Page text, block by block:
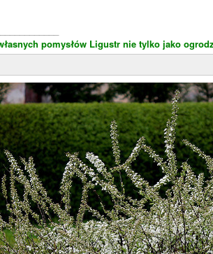
pomysłów Ligustr nie tylko jako